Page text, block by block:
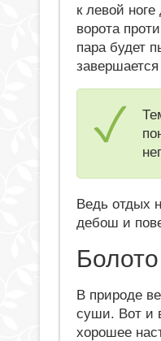
к левой
ворота
пара будет
Ведь отдых
дебош и
Болото
В природе
суши. Вот и
хорошее